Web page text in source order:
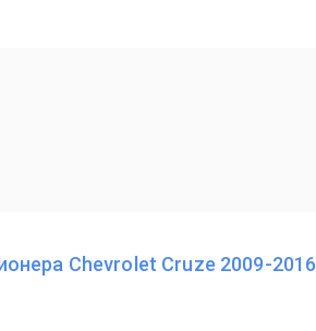
Chevrolet Cruze 2009-2016